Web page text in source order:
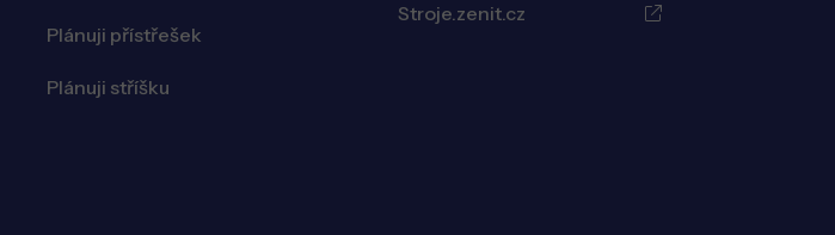
Plánuji přístřešek
Plánuji stříšku
Stroje.zenit.cz